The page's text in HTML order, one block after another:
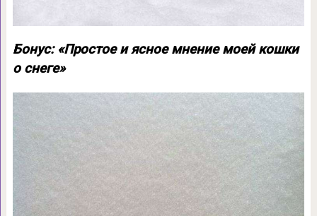
Бонус: «Простое и ясное мнение моей кошки
о снеге»